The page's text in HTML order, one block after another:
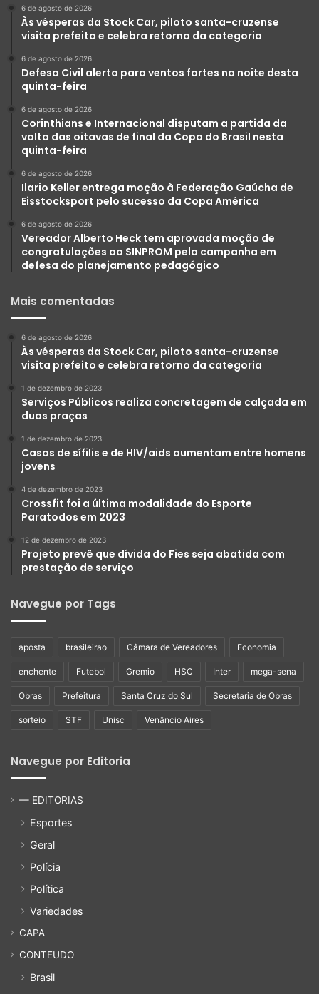
6 de agosto de 2026
Às vésperas da Stock Car, piloto santa-cruzense
visita prefeito e celebra retorno da categoria
6 de agosto de 2026
Defesa Civil alerta para ventos fortes na noite desta
quinta-feira
6 de agosto de 2026
Corinthians e Internacional disputam a partida da
volta das oitavas de final da Copa do Brasil nesta
quinta-feira
6 de agosto de 2026
Ilario Keller entrega moção à Federação Gaúcha de
Eisstocksport pelo sucesso da Copa América
6 de agosto de 2026
Vereador Alberto Heck tem aprovada moção de
congratulações ao SINPROM pela campanha em
defesa do planejamento pedagógico
Mais comentadas
6 de agosto de 2026
Às vésperas da Stock Car, piloto santa-cruzense
visita prefeito e celebra retorno da categoria
1 de dezembro de 2023
Serviços Públicos realiza concretagem de calçada em
duas praças
1 de dezembro de 2023
Casos de sífilis e de HIV/aids aumentam entre homens
jovens
4 de dezembro de 2023
Crossfit foi a última modalidade do Esporte
Paratodos em 2023
12 de dezembro de 2023
Projeto prevê que dívida do Fies seja abatida com
prestação de serviço
Navegue por Tags
aposta brasileirao Câmara de Vereadores Economia
enchente Futebol Gremio HSC Inter mega-sena
Obras Prefeitura Santa Cruz do Sul Secretaria de Obras
sorteio STF Unisc Venâncio Aires
Navegue por Editoria
— EDITORIAS
Esportes
Geral
Polícia
Política
Variedades
CAPA
CONTEUDO
Brasil